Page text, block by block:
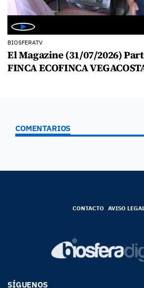
BIOSFERATV
El Magazine (31/07/2026)
FINCA ECOFINCA
COMENTARIOS
CONTACTO AVISO
SÍGUENOS